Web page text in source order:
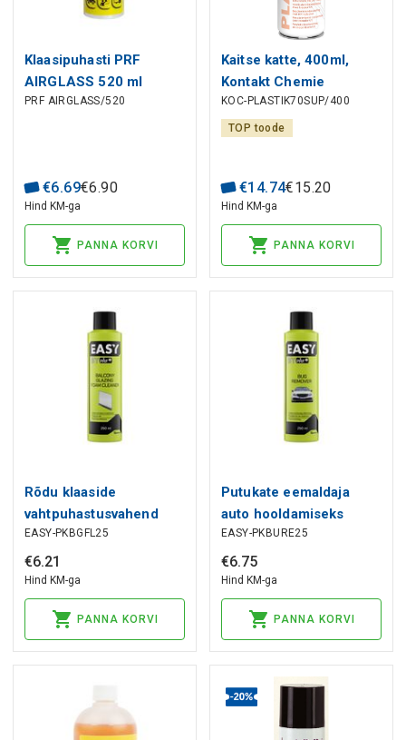
Klaasipuhasti PRF
AIRGLASS 520 ml
Taerosol
PRF AIRGLASS/520
€6.69€6.90
Hind KM-ga
PANNA KORVI
Kaitse katte, 400ml,
Kontakt Chemie
KOC-PLASTIK70SUP/400
TOP toode
€14.74€15.20
Hind KM-ga
PANNA KORVI
Rõdu klaaside
vahtpuhastusvahend
250ml EASY
EASY-PKBGFL25
€6.21
Hind KM-ga
PANNA KORVI
Putukate eemaldaja
auto hooldamiseks
250ml EASY
EASY-PKBURE25
€6.75
Hind KM-ga
PANNA KORVI